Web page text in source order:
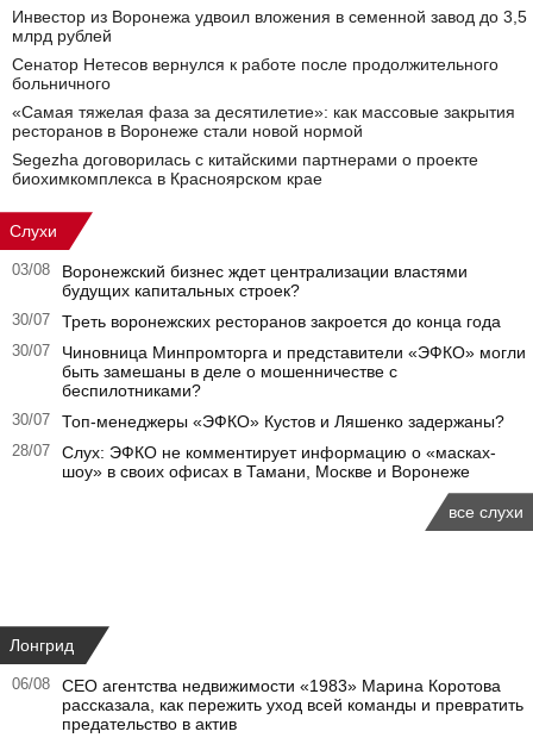
Инвестор из Воронежа удвоил вложения в семенной завод до 3,5
млрд рублей
Сенатор Нетесов вернулся к работе после продолжительного
больничного
«Самая тяжелая фаза за десятилетие»: как массовые закрытия
ресторанов в Воронеже стали новой нормой
Segezha договорилась с китайскими партнерами о проекте
биохимкомплекса в Красноярском крае
Слухи
03/08
Воронежский бизнес ждет централизации властями
будущих капитальных строек?
30/07 Треть воронежских ресторанов закроется до конца года
30/07
Чиновница Минпромторга и представители «ЭФКО» могли
быть замешаны в деле о мошенничестве с
беспилотниками?
30/07 Топ-менеджеры «ЭФКО» Кустов и Ляшенко задержаны?
28/07
Слух: ЭФКО не комментирует информацию о «масках-
шоу» в своих офисах в Тамани, Москве и Воронеже
все слухи
Лонгрид
06/08
CEO агентства недвижимости «1983» Марина Коротова
рассказала, как пережить уход всей команды и превратить
предательство в актив